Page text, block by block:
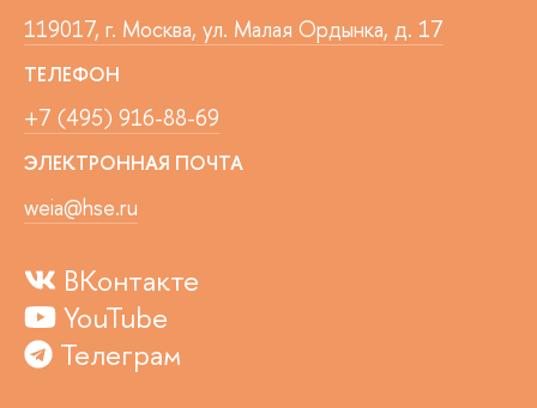
119017, г. Москва, ул. Малая Ордынка, д. 17
ТЕЛЕФОН
+7 (495) 916-88-69
ЭЛЕКТРОННАЯ ПОЧТА
weia@hse.ru
ВКонтакте
YouTube
Телеграм